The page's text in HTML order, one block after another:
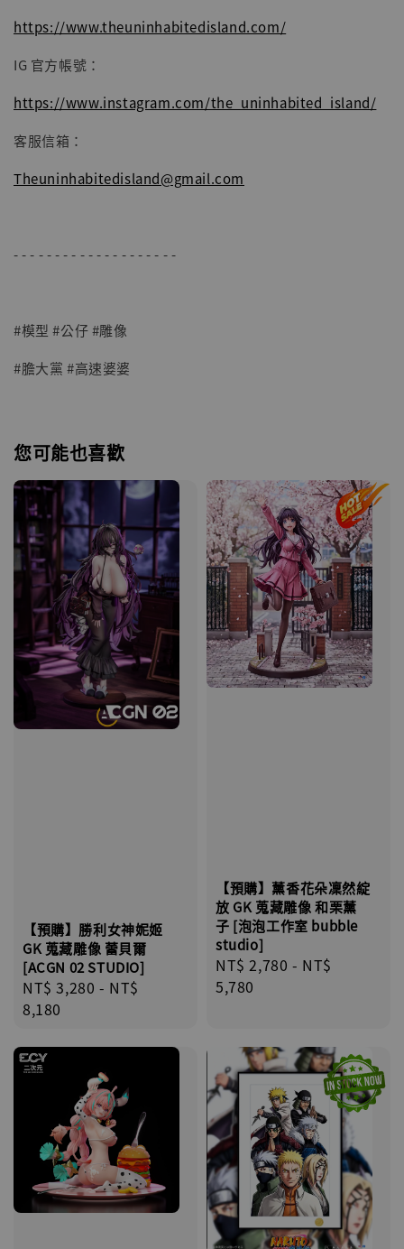
https://www.theuninhabitedisland.com/
IG 官方帳號：
https://www.instagram.com/the_uninhabited_island/
客服信箱：
Theuninhabitedisland@gmail.com
- - - - - - - - - - - - - - - - - - - -
#模型 #公仔 #雕像
#膽大黨 #高速婆婆
您可能也喜歡
【預購】勝利女神妮姬
GK 蒐藏雕像 蕾貝爾
[ACGN 02 STUDIO]
Regular
price
NT$ 3,280 - NT$
8,180
【預購】薰香花朵凜然綻
放 GK 蒐藏雕像 和栗薰
子 [泡泡工作室 bubble
studio]
Regular
price
NT$ 2,780 - NT$
5,780